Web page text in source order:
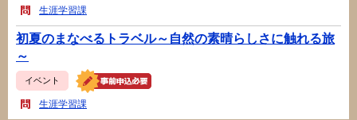
生涯学習課
初夏のまなべるトラベル～自然の素晴らしさに触れる旅
～
イベント
生涯学習課